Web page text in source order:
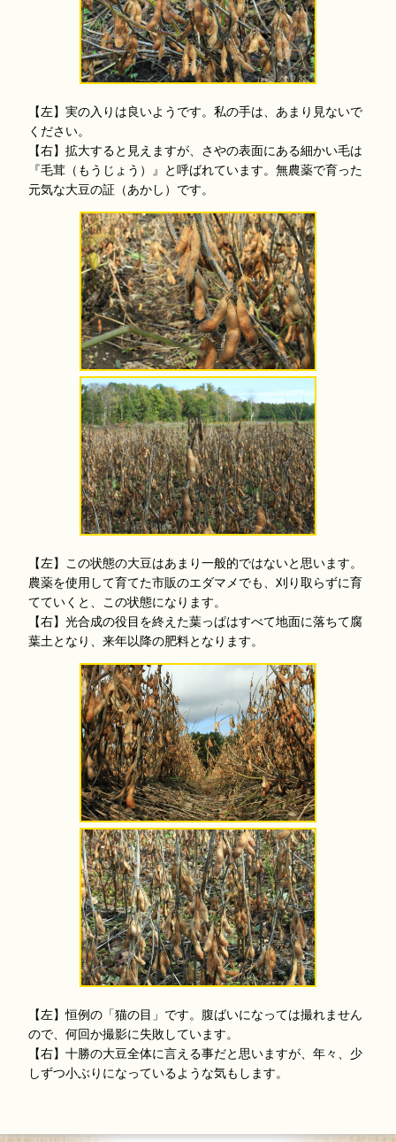
【左】実の入りは良いようです。私の手は、あまり見ないで
ください。
【右】拡大すると見えますが、さやの表面にある細かい毛は
『毛茸（もうじょう）』と呼ばれています。無農薬で育った
元気な大豆の証（あかし）です。
【左】この状態の大豆はあまり一般的ではないと思います。
農薬を使用して育てた市販のエダマメでも、刈り取らずに育
てていくと、この状態になります。
【右】光合成の役目を終えた葉っぱはすべて地面に落ちて腐
葉土となり、来年以降の肥料となります。
【左】恒例の「猫の目」です。腹ばいになっては撮れません
ので、何回か撮影に失敗しています。
【右】十勝の大豆全体に言える事だと思いますが、年々、少
しずつ小ぶりになっているような気もします。